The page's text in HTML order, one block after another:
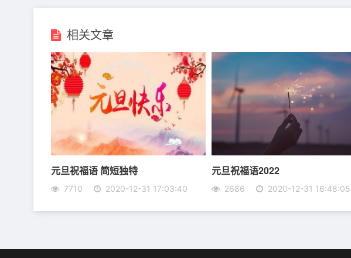
相关文章
元旦祝福语 简短独特
7710 2020-12-31 17:03:40
元旦祝福语2022
2686 2020-12-31 16:48:05